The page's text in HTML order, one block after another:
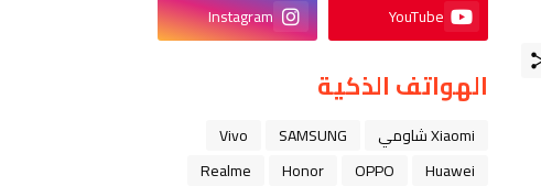
YouTube
Instagram
الهواتف الذكية
Xiaomi شاومي SAMSUNG
Vivo
Huawei
OPPO
Honor
Realme